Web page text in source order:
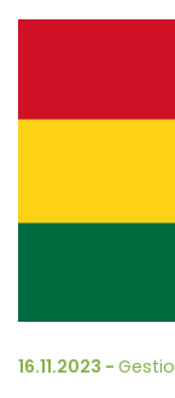
16.11.2023 -